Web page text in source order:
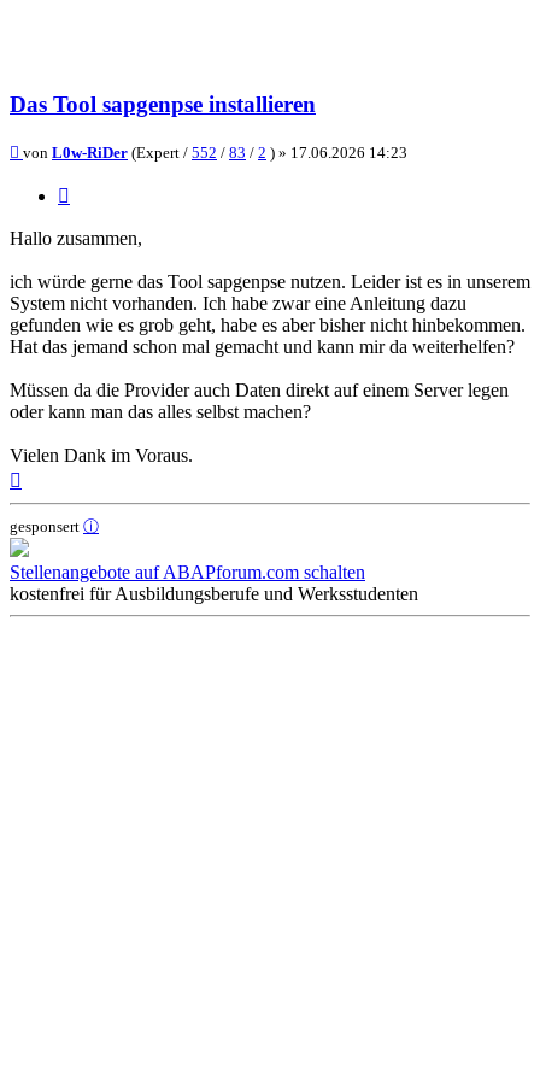
Das Tool sapgenpse installieren
Beitrag
von L0w-RiDer (Expert / 552 / 83 / 2 ) » 17.06.2026 14:23
Hallo zusammen,
ich würde gerne das Tool sapgenpse nutzen. Leider ist es in unserem
System nicht vorhanden. Ich habe zwar eine Anleitung dazu
gefunden wie es grob geht, habe es aber bisher nicht hinbekommen.
Hat das jemand schon mal gemacht und kann mir da weiterhelfen?
Müssen da die Provider auch Daten direkt auf einem Server legen
oder kann man das alles selbst machen?
Vielen Dank im Voraus.
gesponsert ⓘ
Stellenangebote auf ABAPforum.com schalten
kostenfrei für Ausbildungsberufe und Werksstudenten